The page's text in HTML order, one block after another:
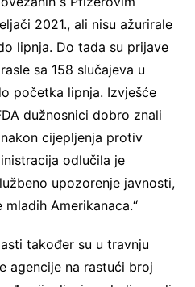
2021., ali nisu ažurirale
lipnja. Do tada su prijave
sa 158 slučajeva u
početka lipnja. Izvješće
dužnosnici dobro znali
cijepljenja protiv
odlučila je
upozorenje javnosti,
Amerikanaca.“
također su u travnju
agencije na rastući broj